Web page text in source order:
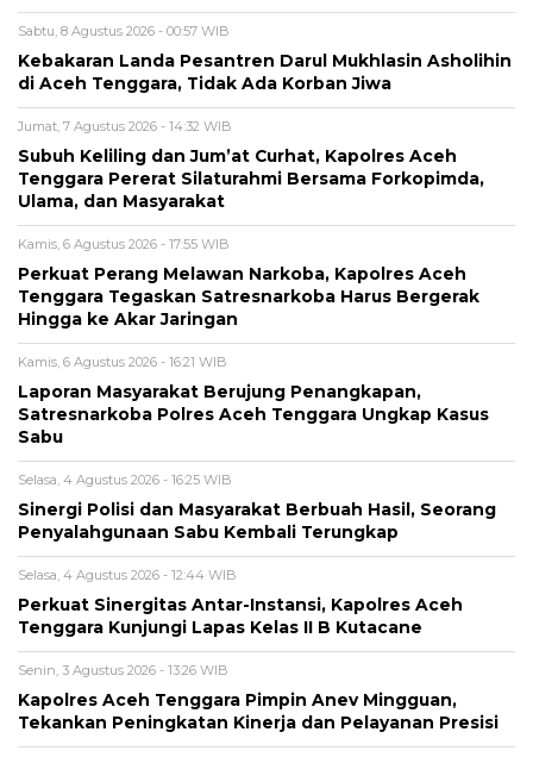
Sabtu, 8 Agustus 2026 - 00:57 WIB
Kebakaran Landa Pesantren Darul Mukhlasin Asholihin
di Aceh Tenggara, Tidak Ada Korban Jiwa
Jumat, 7 Agustus 2026 - 14:32 WIB
Subuh Keliling dan Jum’at Curhat, Kapolres Aceh
Tenggara Pererat Silaturahmi Bersama Forkopimda,
Ulama, dan Masyarakat
Kamis, 6 Agustus 2026 - 17:55 WIB
Perkuat Perang Melawan Narkoba, Kapolres Aceh
Tenggara Tegaskan Satresnarkoba Harus Bergerak
Hingga ke Akar Jaringan
Kamis, 6 Agustus 2026 - 16:21 WIB
Laporan Masyarakat Berujung Penangkapan,
Satresnarkoba Polres Aceh Tenggara Ungkap Kasus
Sabu
Selasa, 4 Agustus 2026 - 16:25 WIB
Sinergi Polisi dan Masyarakat Berbuah Hasil, Seorang
Penyalahgunaan Sabu Kembali Terungkap
Selasa, 4 Agustus 2026 - 12:44 WIB
Perkuat Sinergitas Antar-Instansi, Kapolres Aceh
Tenggara Kunjungi Lapas Kelas II B Kutacane
Senin, 3 Agustus 2026 - 13:26 WIB
Kapolres Aceh Tenggara Pimpin Anev Mingguan,
Tekankan Peningkatan Kinerja dan Pelayanan Presisi